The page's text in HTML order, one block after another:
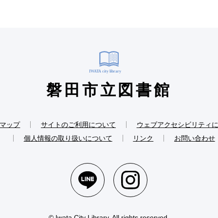
磐田市立図書館
ップ サイトのご利用について
ウェブアクセシビリティ
個人情報の取り扱いについて
リンク お問い合わせ